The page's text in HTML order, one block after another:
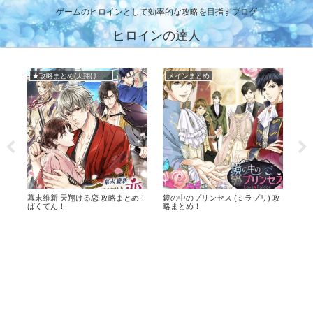
ゲームのヒロインとして効率的な攻略を目指すブログ
ヒロインの達人
幕末維新 天翔ける恋 攻略まとめ！
ばくてん！
メインまとめ
鏡の中のプリンセス (ミラプリ) 攻
略まとめ！